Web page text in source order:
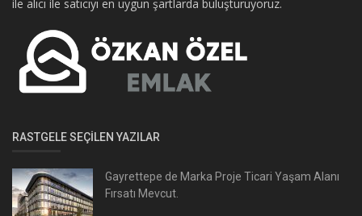
ile alıcı ile satıcıyı en uygun şartlarda buluşturuyoruz.
RASTGELE SEÇILEN YAZILAR
Gayrettepe de Marka Proje Ticari Yaşam Alanı
Fırsatı Mevcut.